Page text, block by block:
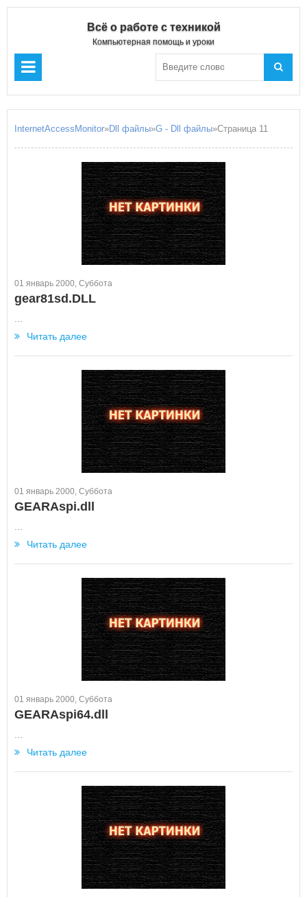
Всё о работе с техникой
Компьютерная помощь и уроки
InternetAccessMonitor»Dll файлы»G - Dll файлы»Страница 11
01 январь 2000, Суббота
gear81sd.DLL
Читать далее
01 январь 2000, Суббота
GEARAspi.dll
Читать далее
01 январь 2000, Суббота
GEARAspi64.dll
Читать далее